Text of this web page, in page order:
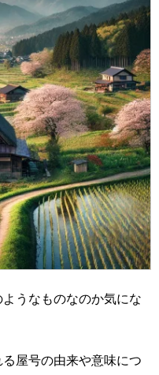
うなものなのか気にな
屋号の由来や意味につ